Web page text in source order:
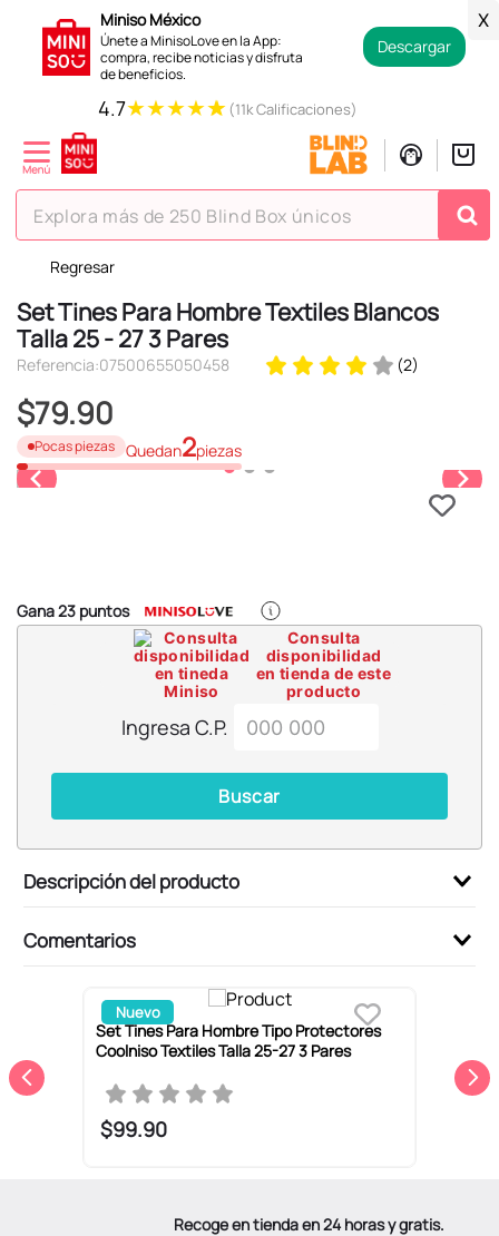
Miniso México
Únete a MinisoLove en la App:
compra, recibe noticias y disfruta
de beneficios.
Descargar
X
4.7★★★★★ (11k Calificaciones)
Explora más de 250 Blind Box únicos
Regresar
Set Tines Para Hombre Textiles Blancos
Talla 25 - 27 3 Pares
Referencia:07500655050458 (2)
$79.90
Pocas piezas Quedan2piezas
Gana23 puntos
Consulta
disponibilidad
en tienda de este
producto
Ingresa C.P.
Buscar
Descripción del producto
Comentarios
Nuevo
Set Tines Para Hombre Tipo Protectores
Coolniso Textiles Talla 25-27 3 Pares
$99.90
Recoge en tienda en 24 horas y gratis.
TÉRMINOS MÁS BUSCADOS
1.
hello kitty
2.
spiderman
4.
osito cariñosito
5.
blind box
9.
chiikawas
cosmetiquera